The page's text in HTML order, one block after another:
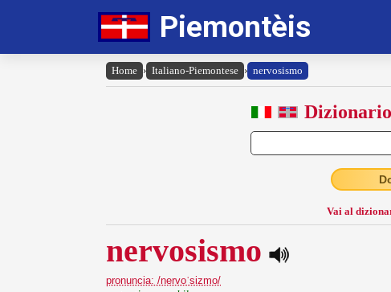
Piemontèis
Home › Italiano-Piemontese › nervosismo
Vai al
nervosismo
pronuncia: /nervoˈsizmo/